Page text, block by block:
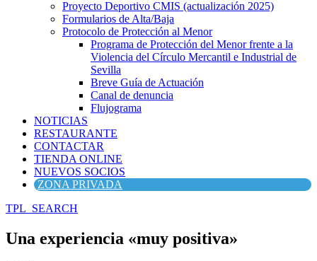
Proyecto Deportivo CMIS (actualización 2025)
Formularios de Alta/Baja
Protocolo de Protección al Menor
Programa de Protección del Menor frente a la
Violencia del Círculo Mercantil e Industrial de
Sevilla
Breve Guía de Actuación
Canal de denuncia
Flujograma
NOTICIAS
RESTAURANTE
CONTACTAR
TIENDA ONLINE
NUEVOS SOCIOS
ZONA PRIVADA
TPL_SEARCH
Una experiencia «muy positiva»